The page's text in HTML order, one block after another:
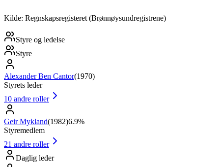
Kilde: Regnskapsregisteret (Brønnøysundregistrene)
Styre og ledelse
Styre
Alexander Ben Cantor(1970)
Styrets leder
10 andre roller
Geir Mykland(1982)6.9%
Styremedlem
21 andre roller
Daglig leder